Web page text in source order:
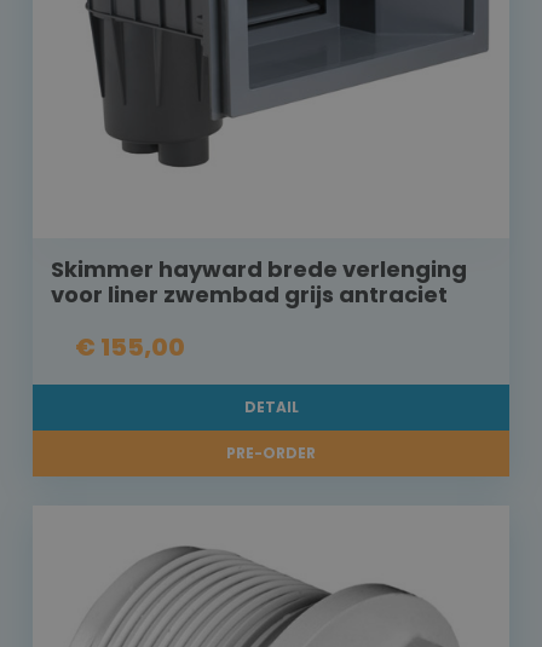
Skimmer hayward brede verlenging
voor liner zwembad grijs antraciet
€ 155,00
DETAIL
PRE-ORDER